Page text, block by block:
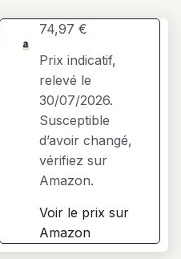
74,97 €
Prix indicatif,
relevé le
30/07/2026.
Susceptible
d’avoir changé,
vérifiez sur
Amazon.
Voir le prix sur
Amazon